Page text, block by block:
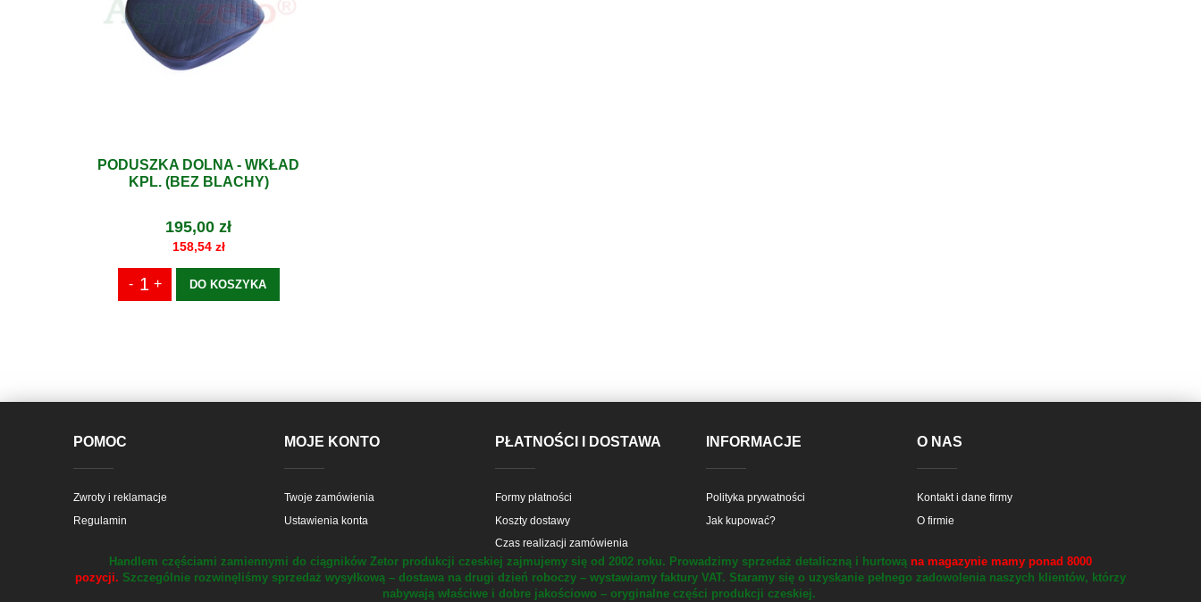
PODUSZKA DOLNA - WKŁAD
KPL. (BEZ BLACHY)
195,00 zł
158,54 zł
DO KOSZYKA
POMOC
Zwroty i reklamacje
Regulamin
MOJE KONTO
Twoje zamówienia
Ustawienia konta
PŁATNOŚCI I DOSTAWA
Formy płatności
Koszty dostawy
Czas realizacji zamówienia
INFORMACJE
Polityka prywatności
Jak kupować?
O NAS
Kontakt i dane firmy
O firmie
Handlem częściami zamiennymi do ciągników Zetor produkcji czeskiej zajmujemy się od 2002 roku. Prowadzimy sprzedaż detaliczną i hurtową na magazynie mamy ponad 8000
pozycji. Szczególnie rozwinęliśmy sprzedaż wysyłkową – dostawa na drugi dzień roboczy – wystawiamy faktury VAT. Staramy się o uzyskanie pełnego zadowolenia naszych klientów, którzy
nabywają właściwe i dobre jakościowo – oryginalne części produkcji czeskiej.